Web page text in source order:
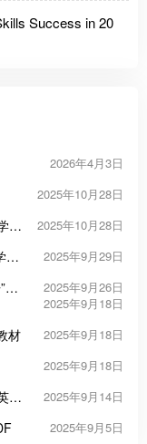
Success in 20
2026年4月3日
2025年10月28日
习
2025年10月28日
习
2025年9月29日
跨
2025年9月26日
2025年9月18日
材 2025年9月18日
2025年9月18日
语
2025年9月14日
2025年9月5日